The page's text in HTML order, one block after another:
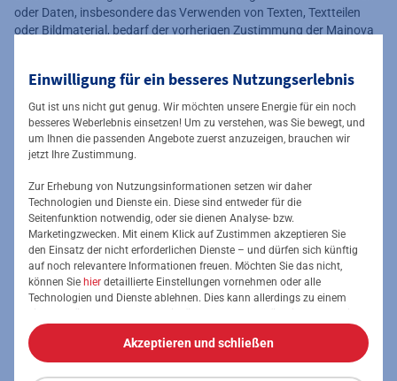
Einwilligung für ein besseres Nutzungserlebnis
Gut ist uns nicht gut genug. Wir möchten unsere Energie für ein noch
besseres Weberlebnis einsetzen! Um zu verstehen, was Sie bewegt, und
um Ihnen die passenden Angebote zuerst anzuzeigen, brauchen wir
jetzt Ihre Zustimmung.
Zur Erhebung von Nutzungsinformationen setzen wir daher
Technologien und Dienste ein. Diese sind entweder für die
Seitenfunktion notwendig, oder sie dienen Analyse- bzw.
Marketingzwecken. Mit einem Klick auf Zustimmen akzeptieren Sie
den Einsatz der nicht erforderlichen Dienste – und dürfen sich künftig
auf noch relevantere Informationen freuen. Möchten Sie das nicht,
können Sie hier detaillierte Einstellungen vornehmen oder alle
Technologien und Dienste ablehnen. Dies kann allerdings zu einem
jederzeit die volle Kontrolle über Ihre Daten, denn die Auswahl kann
jederzeit geändert werden. Weitere Informationen zur Mainova finden
Sie imImpressumund in denDatenschutzhinweisen.
Akzeptieren und schließen
oder Daten, insbesondere das Verwenden von Texten, Textteilen
oder Bildmaterial, bedarf der vorherigen Zustimmung der Mainova
Allgemeine Informationen zur Streitbeilegung
Sie sind mit unseren Leistungen einmal nicht zufrieden? Dann steht
Ihnen unser Kunden-Hotline zur Verfügung, Tel. 069-800 88 0000.
Oder schreiben Sie an: Mainova AG, Konzernweites
Main. Sollten Sie Verbraucher sein und Ihr Anliegen die Sparten
Elektrizität in Niederspannung und/oder Erdgas in Niederdruck
betreffen und wir Ihr Anliegen nicht zu ihrer Zufriedenheit lösen,
verpflichten wir uns zur Durchführung eines
Streitbeilegungsverfahrens bei der Schlichtungsstelle Energie e.V.:
Friedrichstr. 133, 10117 Berlin;https://www.schlichtungsstelle-
energie.de
. Sollten Sie nicht Verbraucher sein und/oder Ihr Anliegen
die Sparten (Nah-/Fern-)Wärme, Wasser oder sonstige
Energiedienstleistungen betreffen, beteiligen wir uns nicht an
Schlichtungsverfahren.